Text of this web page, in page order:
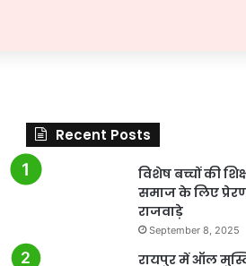
Recent Posts
विशेष बच्चों की
समाज के लिए
राजवाड़े
September 8, 2025
रायपुर में ऑल